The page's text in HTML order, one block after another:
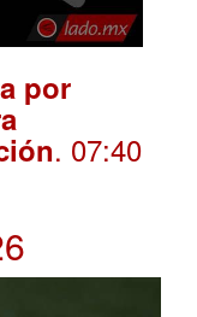
por
. 07:40